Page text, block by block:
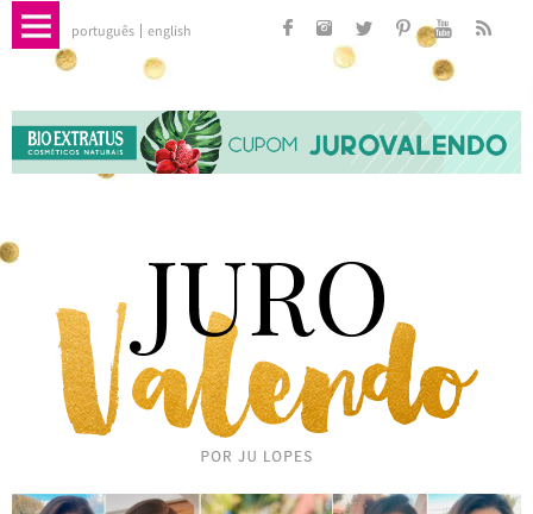
português english